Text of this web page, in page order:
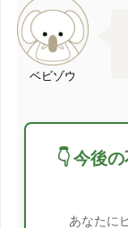
ベビゾウ
👇 今後
あなたに